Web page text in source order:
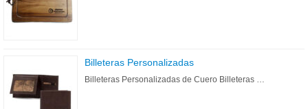
Billeteras Personalizadas
Billeteras Personalizadas de Cuero Billeteras …